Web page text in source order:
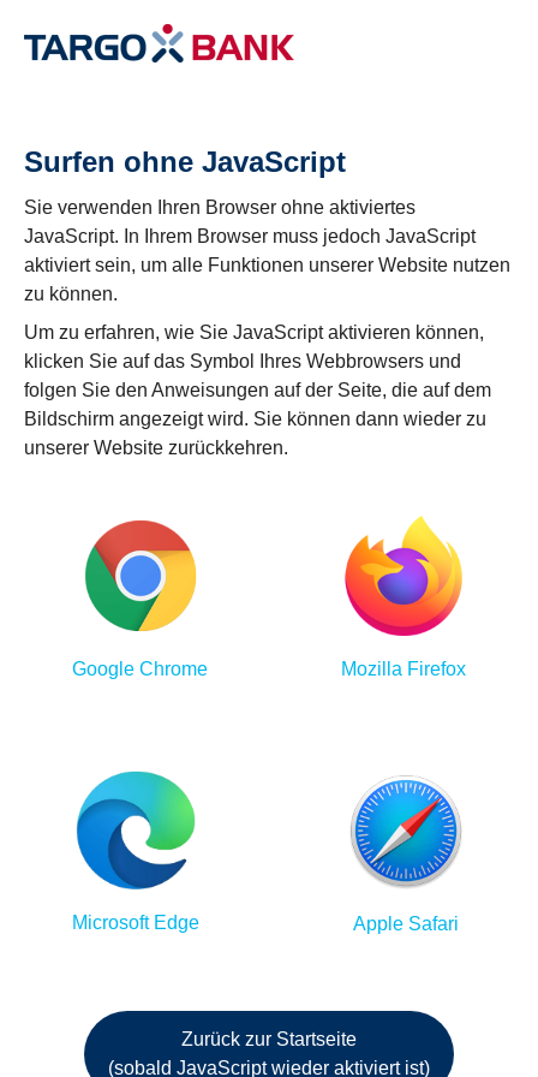
Surfen ohne JavaScript
Sie verwenden Ihren Browser ohne aktiviertes
JavaScript. In Ihrem Browser muss jedoch JavaScript
aktiviert sein, um alle Funktionen unserer Website nutzen
zu können.
Um zu erfahren, wie Sie JavaScript aktivieren können,
klicken Sie auf das Symbol Ihres Webbrowsers und
folgen Sie den Anweisungen auf der Seite, die auf dem
Bildschirm angezeigt wird. Sie können dann wieder zu
unserer Website zurückkehren.
Google Chrome Mozilla Firefox
Microsoft Edge Apple Safari
Zurück zur Startseite
(sobald JavaScript wieder aktiviert ist)